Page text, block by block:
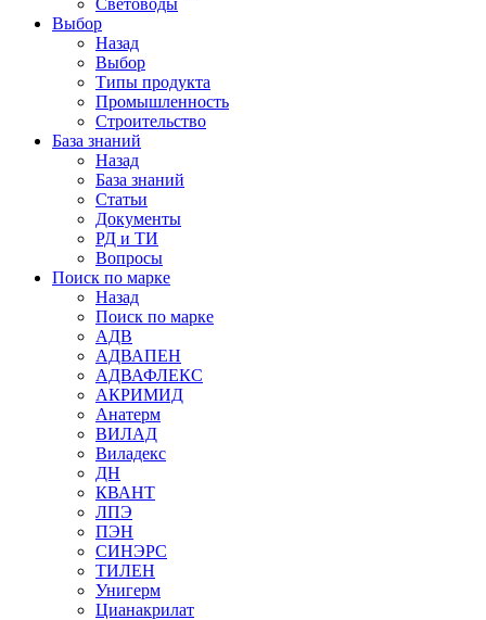
Световоды
Выбор
Назад
Выбор
Типы продукта
Промышленность
Строительство
База знаний
Назад
База знаний
Статьи
Документы
РД и ТИ
Вопросы
Поиск по марке
Назад
Поиск по марке
АДВ
АДВАПЕН
АДВАФЛЕКС
АКРИМИД
Анатерм
ВИЛАД
Виладекс
ДН
КВАНТ
ЛПЭ
ПЭН
СИНЭРС
ТИЛЕН
Унигерм
Цианакрилат